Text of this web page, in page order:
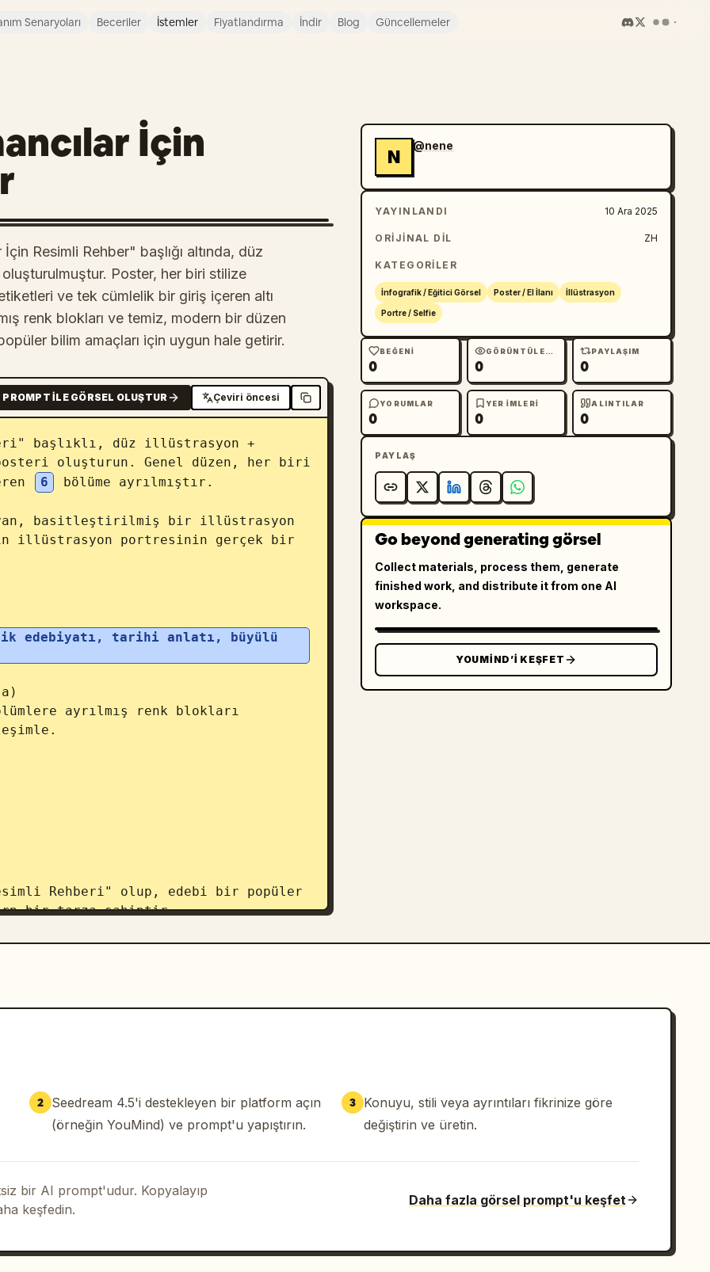
Senaryoları Beceriler İstemler Fiyatlandırma İndir Blog Güncellemeler
İçin
Resimli Rehber" başlığı altında, düz
Poster, her biri stilize
ve tek cümlelik bir giriş içeren altı
renk blokları ve temiz, modern bir düzen
bilim amaçları için uygun hale getirir.
PROMPT ILE GÖRSEL OLUŞTUR Çeviri öncesi
başlıklı, düz illüstrasyon +
oluşturun. Genel düzen, her biri
6
bölüme ayrılmıştır.
basitleştirilmiş bir illüstrasyon
illüstrasyon portresinin gerçek bir
edebiyatı, tarihi anlatı, büyülü
ayrılmış renk blokları
Rehberi" olup, edebi bir popüler
bir tarza sahiptir.
N
@nene
YAYINLANDI 10 Ara 2025
ORIJINAL DIL ZH
KATEGORILER
İnfografik / Eğitici Görsel Poster / El İlanı İllüstrasyon
Portre / Selfie
BEĞENI
0
GÖRÜNTÜLEME
0
PAYLAŞIM
0
YORUMLAR
0
YER IMLERI
0
ALINTILAR
0
PAYLAŞ
Go beyond generating görsel
Collect materials, process them, generate
finished work, and distribute it from one AI
workspace.
YOUMIND’I KEŞFET
2 Seedream 4.5'i destekleyen bir platform açın
(örneğin YouMind) ve prompt'u yapıştırın.
3
Konuyu, stili veya ayrıntıları fikrinize göre
değiştirin ve üretin.
bir AI prompt'udur. Kopyalayıp
keşfedin.
Daha fazla görsel prompt'u keşfet